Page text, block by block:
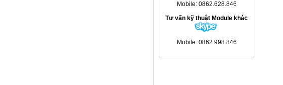
Mobile: 0862.628.846
Tư vấn kỹ thuật Module khác
Mobile: 0862.998.846